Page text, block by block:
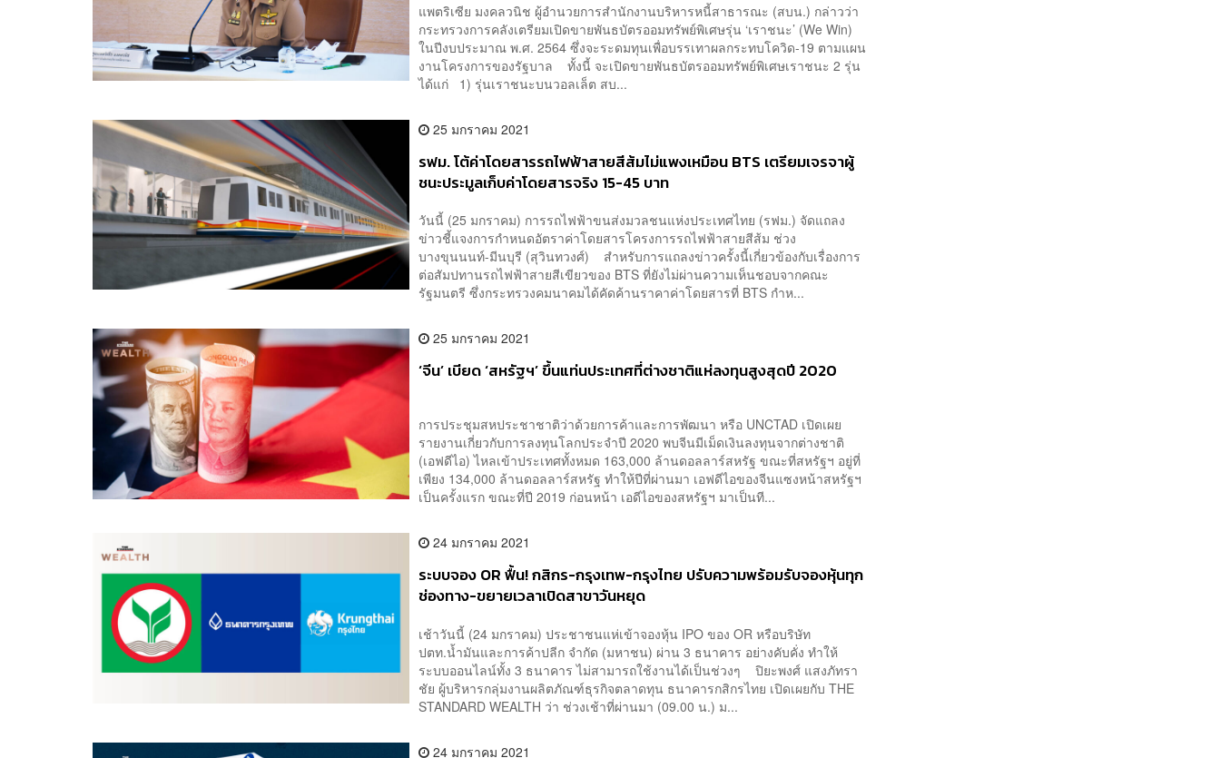
แพตริเซีย มงคลวนิช ผู้อำนวยการสำนักงานบริหารหนี้สาธารณะ (สบน.) กล่าวว่า
กระทรวงการคลังเตรียมเปิดขายพันธบัตรออมทรัพย์พิเศษรุ่น ‘เราชนะ’ (We Win)
ในปีงบประมาณ พ.ศ. 2564 ซึ่งจะระดมทุนเพื่อบรรเทาผลกระทบโควิด-19 ตามแผน
งานโครงการของรัฐบาล ทั้งนี้ จะเปิดขายพันธบัตรออมทรัพย์พิเศษเราชนะ 2 รุ่น
ได้แก่ 1) รุ่นเราชนะบนวอลเล็ต สบ...
25 มกราคม 2021
รฟม. โต้ค่าโดยสารรถไฟฟ้าสายสีส้มไม่แพงเหมือน BTS เตรียมเจรจาผู้
ชนะประมูลเก็บค่าโดยสารจริง 15-45 บาท
วันนี้ (25 มกราคม) การรถไฟฟ้าขนส่งมวลชนแห่งประเทศไทย (รฟม.) จัดแถลง
ข่าวชี้แจงการกำหนดอัตราค่าโดยสารโครงการรถไฟฟ้าสายสีส้ม ช่วง
บางขุนนนท์-มีนบุรี (สุวินทวงศ์) สำหรับการแถลงข่าวครั้งนี้เกี่ยวข้องกับเรื่องการ
ต่อสัมปทานรถไฟฟ้าสายสีเขียวของ BTS ที่ยังไม่ผ่านความเห็นชอบจากคณะ
รัฐมนตรี​ ซึ่งกระทรวงคมนาคมได้คัดค้านราคาค่าโดยสารที่ BTS กำห...
25 มกราคม 2021
‘จีน’ เบียด ‘สหรัฐฯ’ ขึ้นแท่นประเทศที่ต่างชาติแห่ลงทุนสูงสุดปี 2020
การประชุมสหประชาชาติว่าด้วยการค้าและการพัฒนา หรือ UNCTAD เปิดเผย
รายงานเกี่ยวกับการลงทุนโลกประจำปี 2020 พบจีนมีเม็ดเงินลงทุนจากต่างชาติ
(เอฟดีไอ) ไหลเข้าประเทศทั้งหมด 163,000 ล้านดอลลาร์สหรัฐ ขณะที่สหรัฐฯ อยู่ที่
เพียง 134,000 ล้านดอลลาร์สหรัฐ ทำให้ปีที่ผ่านมา เอฟดีไอของจีนแซงหน้าสหรัฐฯ
เป็นครั้งแรก ขณะที่ปี 2019 ก่อนหน้า เอดีไอของสหรัฐฯ มาเป็นที...
24 มกราคม 2021
ระบบจอง OR ฟื้น! กสิกร-กรุงเทพ-กรุงไทย ปรับความพร้อมรับจองหุ้นทุก
ช่องทาง-ขยายเวลาเปิดสาขาวันหยุด
เช้าวันนี้ (24 มกราคม) ประชาชนแห่เข้าจองหุ้น IPO ของ OR หรือบริษัท
ปตท.น้ำมันและการค้าปลีก จำกัด (มหาชน) ผ่าน 3 ธนาคาร อย่างคับคั่ง ทำให้
ระบบออนไลน์ทั้ง 3 ธนาคาร ไม่สามารถใช้งานได้เป็นช่วงๆ ปิยะพงศ์ แสงภัทรา
ชัย ผู้บริหารกลุ่มงานผลิตภัณฑ์ธุรกิจตลาดทุน ธนาคารกสิกรไทย เปิดเผยกับ THE
STANDARD WEALTH ว่า ช่วงเช้าที่ผ่านมา (09.00 น.) ม...
24 มกราคม 2021